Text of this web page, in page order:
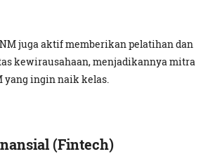
juga aktif memberikan pelatihan dan
kewirausahaan, menjadikannya mitra
yang ingin naik kelas.
(Fintech)